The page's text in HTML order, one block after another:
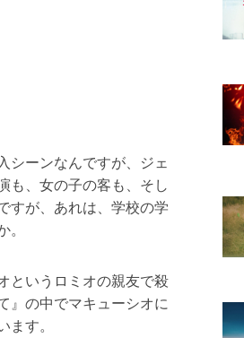
シーンなんですが、ジェ
も、女の子の客も、そし
すが、あれは、学校の学
。
というロミオの親友で殺
』の中でマキューシオに
ます。